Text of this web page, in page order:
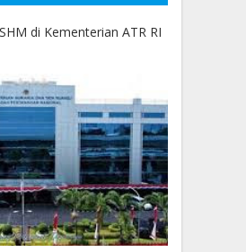
di Kementerian ATR RI